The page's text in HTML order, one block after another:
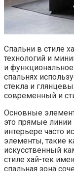
Спальни в стиле
технологий и
и
спальнях
стекла и
современный и
Основные
это прямые
интерьере часто
элементы, такие
искусственный
стиле хай-тек
спальная зона